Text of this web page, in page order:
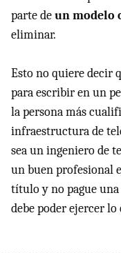
parte deun modelo
eliminar.
Esto no quiere decir
para escribir en un
la persona más
infraestructura de
sea un ingeniero de
un buen profesional
título y no pague
debe poder ejercer lo